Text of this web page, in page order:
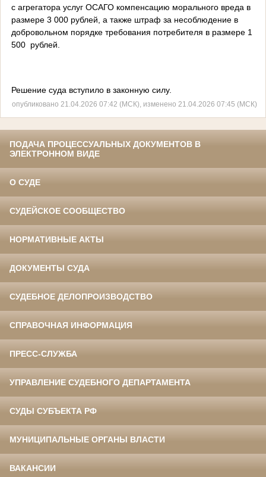
с агрегатора услуг ОСАГО компенсацию морального вреда в
размере 3 000 рублей, а также штраф за несоблюдение в
добровольном порядке требования потребителя в размере 1
500 рублей.
Решение суда вступило в законную силу.
опубликовано 21.04.2026 07:42 (МСК), изменено 21.04.2026 07:45 (МСК)
ПОДАЧА ПРОЦЕССУАЛЬНЫХ ДОКУМЕНТОВ В
ЭЛЕКТРОННОМ ВИДЕ
О СУДЕ
СУДЕЙСКОЕ СООБЩЕСТВО
НОРМАТИВНЫЕ АКТЫ
ДОКУМЕНТЫ СУДА
СУДЕБНОЕ ДЕЛОПРОИЗВОДСТВО
СПРАВОЧНАЯ ИНФОРМАЦИЯ
ПРЕСС-СЛУЖБА
УПРАВЛЕНИЕ СУДЕБНОГО ДЕПАРТАМЕНТА
СУДЫ СУБЪЕКТА РФ
МУНИЦИПАЛЬНЫЕ ОРГАНЫ ВЛАСТИ
ВАКАНСИИ